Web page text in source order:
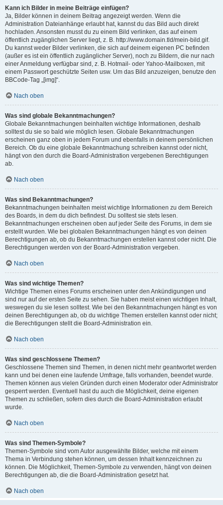
Kann ich Bilder in meine Beiträge einfügen?
Ja, Bilder können in deinem Beitrag angezeigt werden. Wenn die
Administration Dateianhänge erlaubt hat, kannst du das Bild auch direkt
hochladen. Ansonsten musst du zu einem Bild verlinken, das auf einem
öffentlich zugänglichen Server liegt, z. B. http://www.domain.tld/mein-bild.gif.
Du kannst weder Bilder verlinken, die sich auf deinem eigenen PC befinden
(außer es ist ein öffentlich zugänglicher Server), noch zu Bildern, die nur nach
einer Anmeldung verfügbar sind, z. B. Hotmail- oder Yahoo-Mailboxen, mit
einem Passwort geschützte Seiten usw. Um das Bild anzuzeigen, benutze den
BBCode-Tag „[img]“.
Nach oben
Was sind globale Bekanntmachungen?
Globale Bekanntmachungen beinhalten wichtige Informationen, deshalb
solltest du sie so bald wie möglich lesen. Globale Bekanntmachungen
erscheinen ganz oben in jedem Forum und ebenfalls in deinem persönlichen
Bereich. Ob du eine globale Bekanntmachung schreiben kannst oder nicht,
hängt von den durch die Board-Administration vergebenen Berechtigungen
ab.
Nach oben
Was sind Bekanntmachungen?
Bekanntmachungen beinhalten meist wichtige Informationen zu dem Bereich
des Boards, in dem du dich befindest. Du solltest sie stets lesen.
Bekanntmachungen erscheinen oben auf jeder Seite des Forums, in dem sie
erstellt wurden. Wie bei globalen Bekanntmachungen hängt es von deinen
Berechtigungen ab, ob du Bekanntmachungen erstellen kannst oder nicht. Die
Berechtigungen werden von der Board-Administration vergeben.
Nach oben
Was sind wichtige Themen?
Wichtige Themen eines Forums erscheinen unter den Ankündigungen und
sind nur auf der ersten Seite zu sehen. Sie haben meist einen wichtigen Inhalt,
weswegen du sie lesen solltest. Wie bei den Bekanntmachungen hängt es von
deinen Berechtigungen ab, ob du wichtige Themen erstellen kannst oder nicht;
die Berechtigungen stellt die Board-Administration ein.
Nach oben
Was sind geschlossene Themen?
Geschlossene Themen sind Themen, in denen nicht mehr geantwortet werden
kann und bei denen eine laufende Umfrage, falls vorhanden, beendet wurde.
Themen können aus vielen Gründen durch einen Moderator oder Administrator
gesperrt werden. Eventuell hast du auch die Möglichkeit, deine eigenen
Themen zu schließen, sofern dies durch die Board-Administration erlaubt
wurde.
Nach oben
Was sind Themen-Symbole?
Themen-Symbole sind vom Autor ausgewählte Bilder, welche mit einem
Thema in Verbindung stehen können, um dessen Inhalt kennzeichnen zu
können. Die Möglichkeit, Themen-Symbole zu verwenden, hängt von deinen
Berechtigungen ab, die die Board-Administration gesetzt hat.
Nach oben